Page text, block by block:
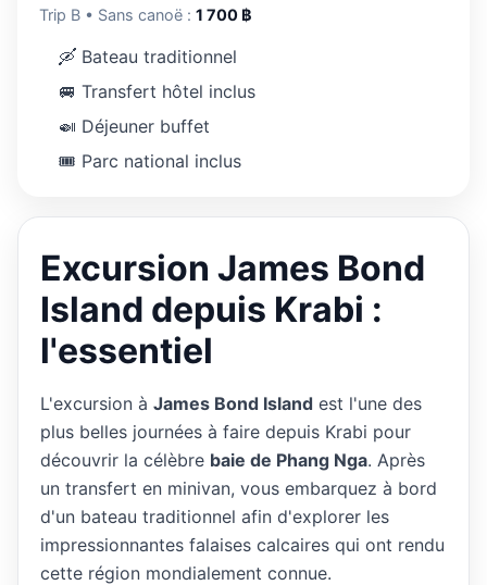
Trip B • Sans canoë : 1 700 ฿
🛶 Bateau traditionnel
🚐 Transfert hôtel inclus
🍛 Déjeuner buffet
🎟 Parc national inclus
Excursion James Bond
Island depuis Krabi :
l'essentiel
L'excursion à James Bond Island est l'une des
plus belles journées à faire depuis Krabi pour
découvrir la célèbre baie de Phang Nga. Après
un transfert en minivan, vous embarquez à bord
d'un bateau traditionnel afin d'explorer les
impressionnantes falaises calcaires qui ont rendu
cette région mondialement connue.